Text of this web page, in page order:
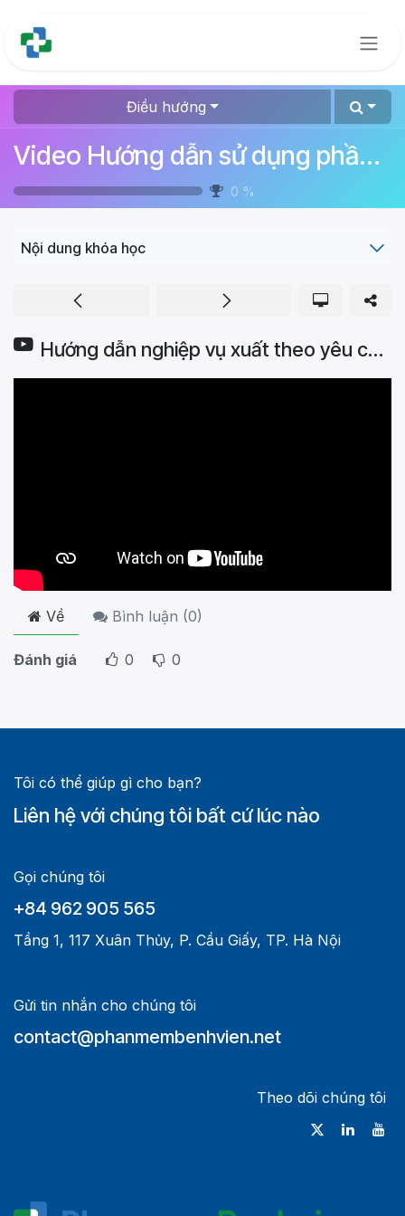
Điều hướng
Video Hướng dẫn sử dụng phần mềm quản lý bệnh viện
0 %
Nội dung khóa học
Hướng dẫn nghiệp vụ xuất theo yêu cầu lĩnh
Về Bình luận (0)
Đánh giá 0 0
Tôi có thể giúp gì cho bạn?
Liên hệ với chúng tôi bất cứ lúc nào
Gọi chúng tôi
+84 962 905 565
Tầng 1, 117 Xuân Thủy, P. Cầu Giấy, TP. Hà Nội
Gửi tin nhắn cho chúng tôi
contact@phanmembenhvien.net
Theo dõi chúng tôi